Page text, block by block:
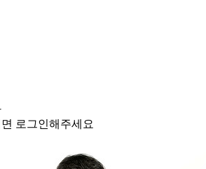
로그인해주세요